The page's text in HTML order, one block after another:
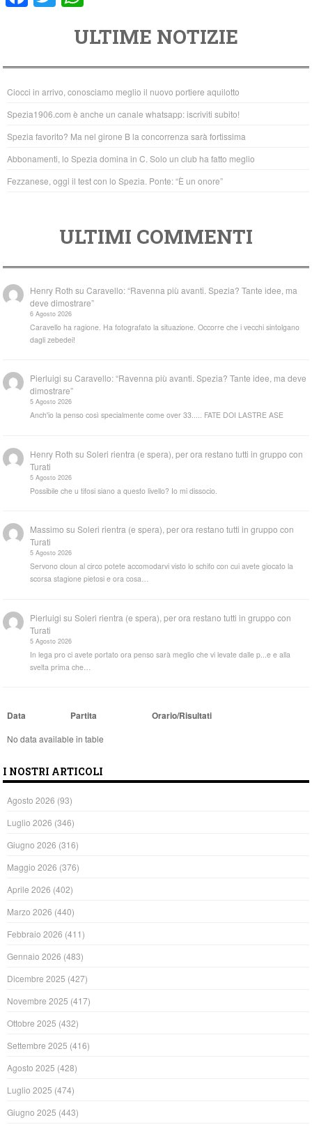
a
e
b
o
o
k
wi
er
at
s
A
p
p
ULTIME NOTIZIE
Ciocci in arrivo, conosciamo meglio il nuovo portiere aquilotto
Spezia1906.com è anche un canale whatsapp: iscriviti subito!
Spezia favorito? Ma nel girone B la concorrenza sarà fortissima
Abbonamenti, lo Spezia domina in C. Solo un club ha fatto meglio
Fezzanese, oggi il test con lo Spezia. Ponte: “È un onore”
ULTIMI COMMENTI
Henry Roth suCaravello: “Ravenna più avanti. Spezia? Tante idee, ma
deve dimostrare”
6 Agosto 2026
Caravello ha ragione. Ha fotografato la situazione. Occorre che i vecchi sintolgano
dagli zebedei!
Pierluigi suCaravello: “Ravenna più avanti. Spezia? Tante idee, ma deve
dimostrare”
5 Agosto 2026
Anch'io la penso così specialmente come over 33..... FATE DOI LASTRE ASE
Henry Roth suSoleri rientra (e spera), per ora restano tutti in gruppo con
Turati
5 Agosto 2026
Possibile che u tifosi siano a questo livello? Io mi dissocio.
Massimo suSoleri rientra (e spera), per ora restano tutti in gruppo con
Turati
5 Agosto 2026
Servono cloun al circo potete accomodarvi visto lo schifo con cui avete giocato la
scorsa stagione pietosi e ora cosa…
Pierluigi suSoleri rientra (e spera), per ora restano tutti in gruppo con
Turati
5 Agosto 2026
In lega pro ci avete portato ora penso sarà meglio che vi levate dalle p...e e alla
svelta prima che…
Data Partita Orario/Risultati
No data available in table
I NOSTRI ARTICOLI
Agosto 2026 (93)
Luglio 2026 (346)
Giugno 2026 (316)
Maggio 2026 (376)
Aprile 2026 (402)
Marzo 2026 (440)
Febbraio 2026 (411)
Gennaio 2026 (483)
Dicembre 2025 (427)
Novembre 2025 (417)
Ottobre 2025 (432)
Settembre 2025 (416)
Agosto 2025 (428)
Luglio 2025 (474)
Giugno 2025 (443)